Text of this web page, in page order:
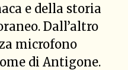
e della storia
Dall’altro
microfono
di Antigone.